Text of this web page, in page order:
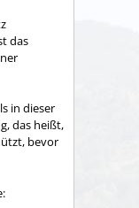
das
in dieser
das heißt,
bevor